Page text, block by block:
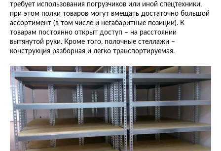
требует использования погрузчиков или иной спецтехники,
при этом полки товаров могут вмещать достаточно большой
ассортимент (в том числе и негабаритные позиции). К
товарам постоянно открыт доступ – на расстоянии
вытянутой руки. Кроме того, полочные стеллажи –
конструкция разборная и легко транспортируемая.